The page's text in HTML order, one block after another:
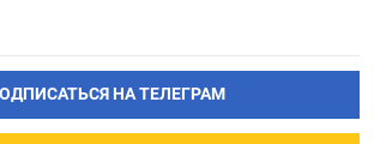
НА ТЕЛЕГРАМ